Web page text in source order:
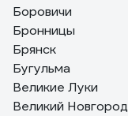
Боровичи
Бронницы
Брянск
Бугульма
Великие Луки
Великий Новгород